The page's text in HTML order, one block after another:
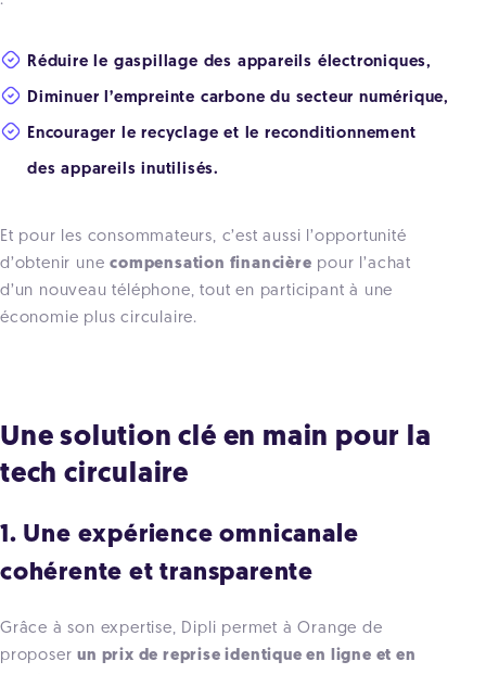
Réduire le gaspillage des appareils électroniques,
Diminuer l’empreinte carbone du secteur numérique,
Encourager le recyclage et le reconditionnement
des appareils inutilisés.
Et pour les consommateurs, c’est aussi l’opportunité
d’obtenir unecompensation financière pour l’achat
d’un nouveau téléphone, tout en participant à une
économie plus circulaire.
Une solution clé en main pour la
tech circulaire
1. Une expérience omnicanale
cohérente et transparente
Grâce à son expertise, Dipli permet à Orange de
proposerun prix de reprise identique en ligne et en